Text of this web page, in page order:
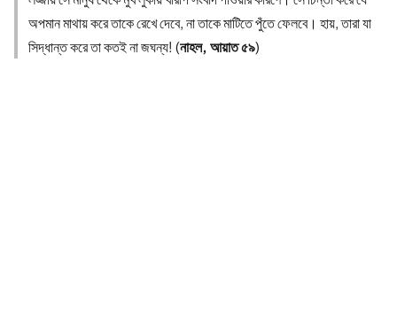
অপমান মাথায় করে তাকে রেখে দেবে, না তাকে মাটিতে পুঁতে ফেলবে। হায়, তারা যা
সিদ্ধান্ত করে তা কতই না জঘন্য! (নাহল, আয়াত ৫৯)